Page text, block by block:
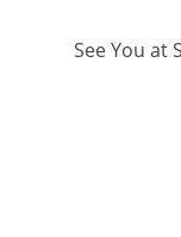
See You at